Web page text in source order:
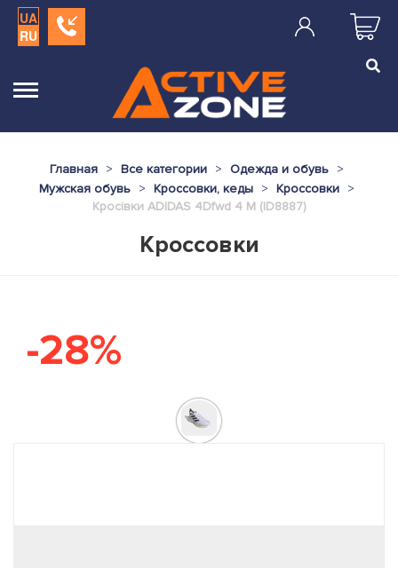
UA
RU
Главная Все категории
Одежда и обувь
Мужская обувь
Кроссовки, кеды
Кроссовки
Кросівки ADIDAS 4Dfwd 4 M (ID8887)
Кроссовки
-28%